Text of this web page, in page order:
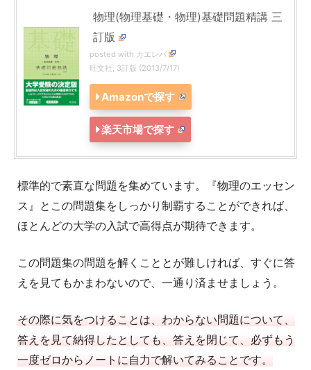
物理(物理基礎・物理)基礎問題精講 三
訂版
posted with カエレバ
旺文社; 3訂版 (2013/7/17)
Amazonで探す
楽天市場で探す
標準的で素直な問題を集めています。『物理のエッセン
ス』とこの問題集をしっかり制覇することができれば、
ほとんどの大学の入試で高得点が期待できます。
この問題集の問題を解くこととが難しければ、すぐに答
えを見てもかまわないので、一通り済ませましょう。
その際に気をつけることは、わからない問題について、
答えを見て納得したとしても、答えを閉じて、必ずもう
一度ゼロからノートに自力で解いてみることです。